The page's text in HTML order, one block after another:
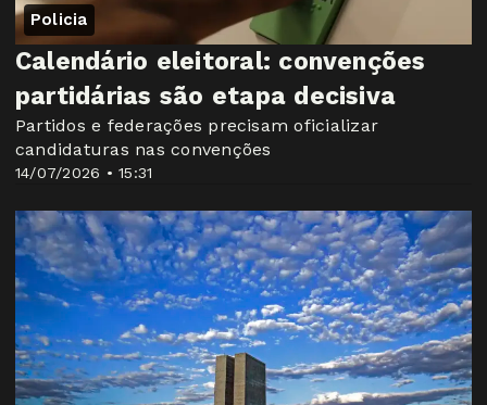
Policia
14/07/2026 • 15:31
Calendário eleitoral: convenções
partidárias são etapa decisiva
Partidos e federações precisam oficializar
candidaturas nas convenções